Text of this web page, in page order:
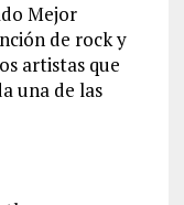
Mejor
de rock y
artistas que
una de las